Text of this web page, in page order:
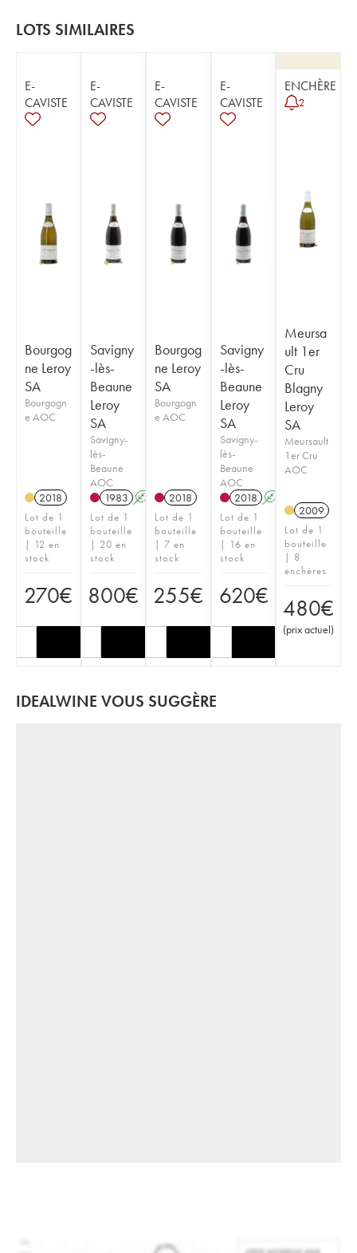
LOTS SIMILAIRES
E-
CAVISTE
Bourgog
ne Leroy
SA
Bourgogn
e AOC
2018
Lot de 1
bouteille
| 12 en
stock
270€
E-
CAVISTE
Savigny
-lès-
Beaune
Leroy
SA
Savigny-
lès-
Beaune
AOC
1983 A
Lot de 1
bouteille
| 20 en
stock
800€
E-
CAVISTE
Bourgog
ne Leroy
SA
Bourgogn
e AOC
2018
Lot de 1
bouteille
| 7 en
stock
255€
E-
CAVISTE
Savigny
-lès-
Beaune
Leroy
SA
Savigny-
lès-
Beaune
AOC
2018 A
Lot de 1
bouteille
| 16 en
stock
620€
ENCHÈRE
2
Meursa
ult 1er
Cru
Blagny
Leroy
SA
Meursault
1er Cru
AOC
2009
Lot de 1
bouteille
| 8
enchères
480€
(prix actuel)
IDEALWINE VOUS SUGGÈRE